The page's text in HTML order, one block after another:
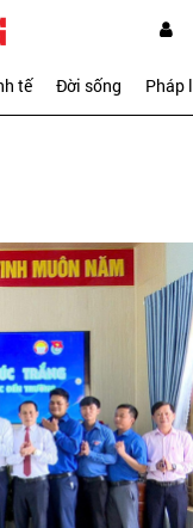
tế Đời sống Pháp